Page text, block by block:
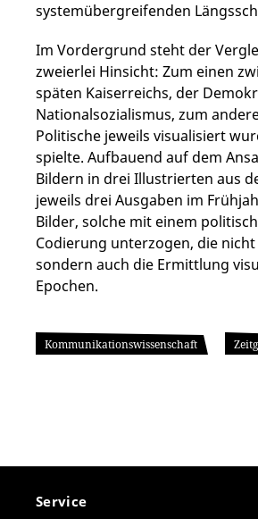
systemübergreifenden
Im Vordergrund steht der
zweierlei Hinsicht: Zum einen
späten Kaiserreichs, der
Nationalsozialismus, zum
Politische jeweils visualisiert
spielte. Aufbauend auf dem
Bildern in drei Illustrierten aus
jeweils drei Ausgaben im
Bilder, solche mit einem
Codierung unterzogen, die
sondern auch die Ermittlung
Epochen.
Kommunikationswissenschaft
Service